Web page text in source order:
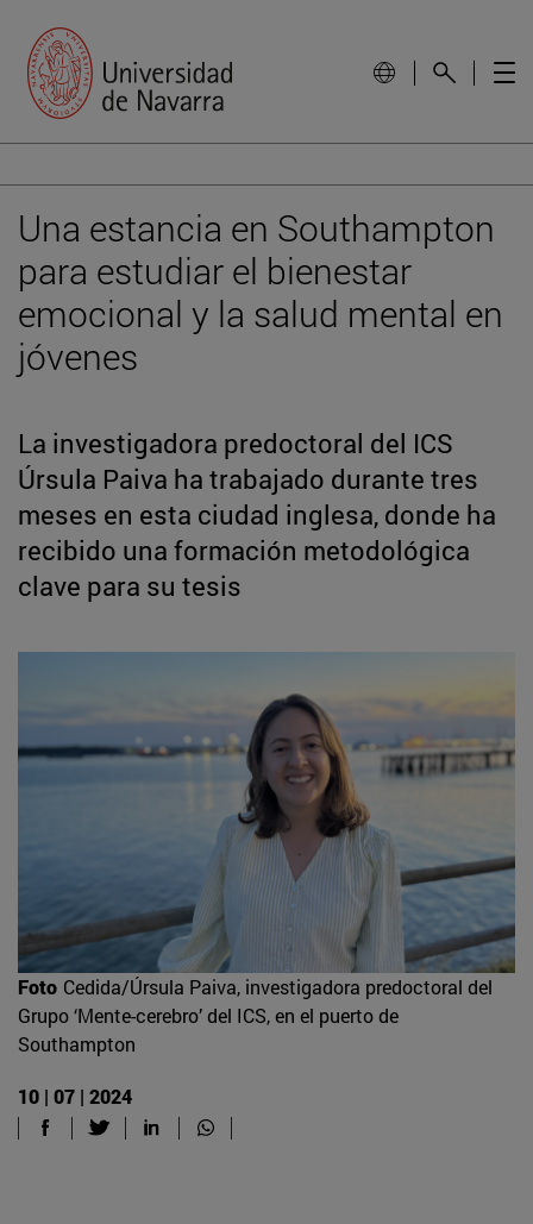
Una estancia en Southampton
para estudiar el bienestar
emocional y la salud mental en
jóvenes
La investigadora predoctoral del ICS
Úrsula Paiva ha trabajado durante tres
meses en esta ciudad inglesa, donde ha
recibido una formación metodológica
clave para su tesis
Foto Cedida/Úrsula Paiva, investigadora predoctoral del
Grupo ‘Mente-cerebro’ del ICS, en el puerto de
Southampton
10 | 07 | 2024